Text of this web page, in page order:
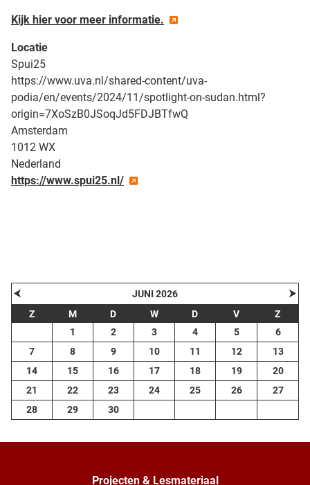
Kijk hier voor meer informatie.
Locatie
Spui25
https://www.uva.nl/shared-content/uva-
podia/en/events/2024/11/spotlight-on-sudan.html?
origin=7XoSzB0JSoqJd5FDJBTfwQ
Amsterdam
1012 WX
Nederland
https://www.spui25.nl/
⮜ JUNI 2026 ⮞
Z M D W D V
Z
1
2 3 4 5
6
7
8 9 10 11 12
13
14
15 16 17 18 19
20
21
22 23 24 25 26
27
28
29 30
Projecten & Lesmateriaal